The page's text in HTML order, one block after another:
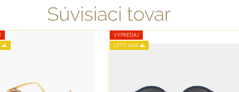
Súvisiaci tovar
🌊
VÝPREDAJ
LETO 2026 🌊